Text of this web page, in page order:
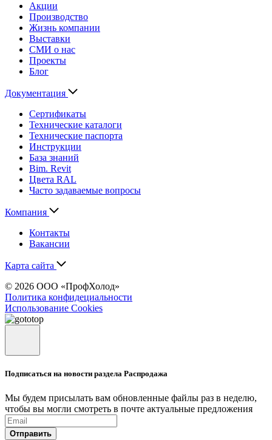
Акции
Производство
Жизнь компании
Выставки
СМИ о нас
Проекты
Блог
Документация
Сертификаты
Технические каталоги
Технические паспорта
Инструкции
База знаний
Bim. Revit
Цвета RAL
Часто задаваемые вопросы
Компания
Контакты
Вакансии
Карта сайта
© 2026 ООО «ПрофХолод»
Политика конфидециальности
Использование Cookies
Подписаться на новости раздела Распродажа
Мы будем присылать вам обновленные файлы раз в неделю,
чтобы вы могли смотреть в почте актуальные предложения
Отправить